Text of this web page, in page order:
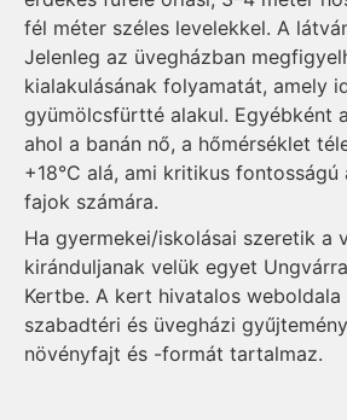
fél méter széles levelekkel. A
Jelenleg az üvegházban
kialakulásának folyamatát, amely
gyümölcsfürtté alakul. Egyébként
ahol a banán nő, a hőmérséklet
+18°C alá, ami kritikus fontosságú
fajok számára.
Ha gyermekei/iskolásai szeretik a
kiránduljanak velük egyet
Kertbe. A kert hivatalos weboldala
szabadtéri és üvegházi
növényfajt és -formát tartalmaz.